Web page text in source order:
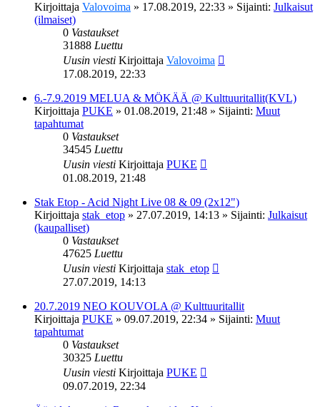
Kirjoittaja Valovoima » 17.08.2019, 22:33 » Sijainti: Julkaisut
(ilmaiset)
0 Vastaukset
31888 Luettu
Uusin viesti Kirjoittaja Valovoima
17.08.2019, 22:33
6.-7.9.2019 MELUA & MÖKÄÄ @ Kulttuuritallit(KVL)
Kirjoittaja PUKE » 01.08.2019, 21:48 » Sijainti: Muut
tapahtumat
0 Vastaukset
34545 Luettu
Uusin viesti Kirjoittaja PUKE
01.08.2019, 21:48
Stak Etop - Acid Night Live 08 & 09 (2x12")
Kirjoittaja stak_etop » 27.07.2019, 14:13 » Sijainti: Julkaisut
(kaupalliset)
0 Vastaukset
47625 Luettu
Uusin viesti Kirjoittaja stak_etop
27.07.2019, 14:13
20.7.2019 NEO KOUVOLA @ Kulttuuritallit
Kirjoittaja PUKE » 09.07.2019, 22:34 » Sijainti: Muut
tapahtumat
0 Vastaukset
30325 Luettu
Uusin viesti Kirjoittaja PUKE
09.07.2019, 22:34